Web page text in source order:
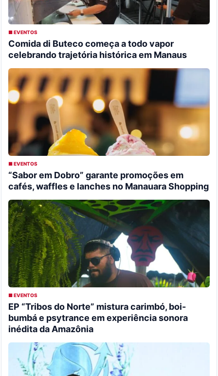
■ EVENTOS
Comida di Buteco começa a todo vapor
celebrando trajetória histórica em Manaus
■ EVENTOS
“Sabor em Dobro” garante promoções em
cafés, waffles e lanches no Manauara Shopping
■ EVENTOS
EP “Tribos do Norte” mistura carimbó, boi-
bumbá e psytrance em experiência sonora
inédita da Amazônia